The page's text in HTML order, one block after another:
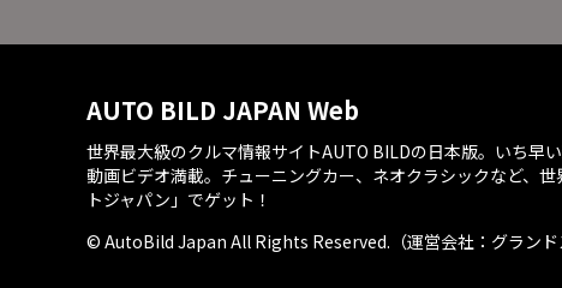
AUTO BILD JAPAN Web
世界最大級のクルマ情報サイトAUTO BILDの日本版。いち早
動画ビデオ満載。チューニングカー、ネオクラシックなど、
トジャパン」でゲット！
© AutoBild Japan All Rights Reserved.（運営会社：グランド